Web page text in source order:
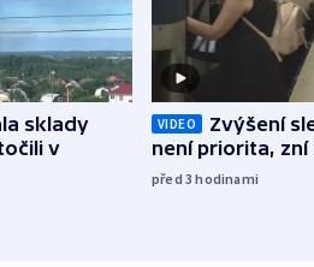
sklady
v
VIDEO
Zvýšení
není priorita, zní
před 3hodinami